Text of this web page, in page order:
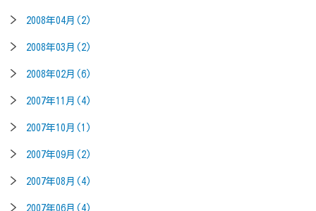
2008年04月(2)
2008年03月(2)
2008年02月(6)
2007年11月(4)
2007年10月(1)
2007年09月(2)
2007年08月(4)
2007年06月(4)